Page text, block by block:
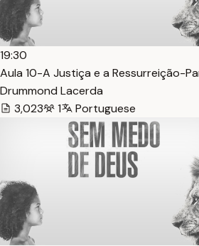
19:30
Aula 10-A Justiça e a Ressurreição-
Drummond Lacerda
3,023
1 Portuguese